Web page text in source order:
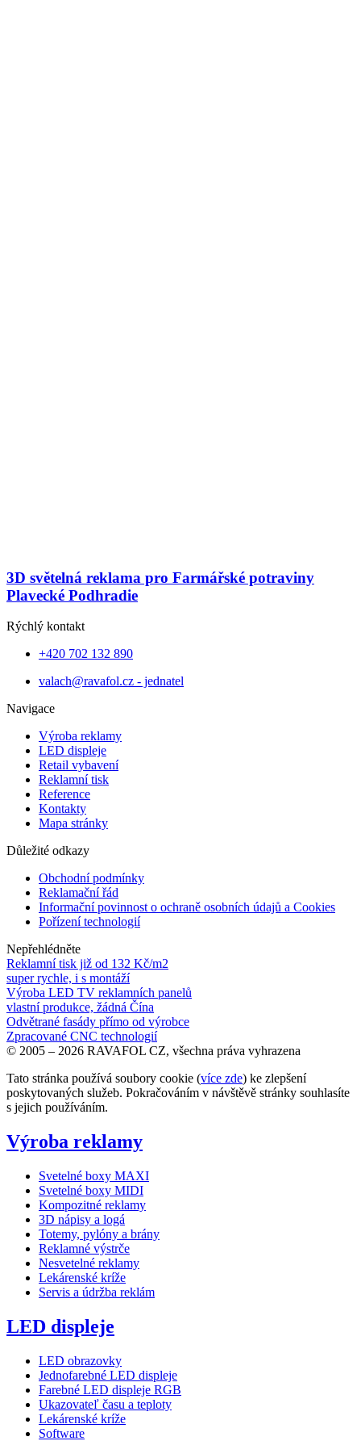
3D světelná reklama pro Farmářské potraviny
Plavecké Podhradie
Rýchlý kontakt
+420 702 132 890
valach@ravafol.cz - jednatel
Navigace
Výroba reklamy
LED displeje
Retail vybavení
Reklamní tisk
Reference
Kontakty
Mapa stránky
Důležité odkazy
Obchodní podmínky
Reklamační řád
Informační povinnost o ochraně osobních údajů a Cookies
Pořízení technologií
Nepřehlédněte
Reklamní tisk již od 132 Kč/m2
super rychle, i s montáží
Výroba LED TV reklamních panelů
vlastní produkce, žádná Čína
Odvětrané fasády přímo od výrobce
Zpracované CNC technologií
© 2005 – 2026 RAVAFOL CZ, všechna práva vyhrazena
Tato stránka používá soubory cookie (více zde) ke zlepšení
poskytovaných služeb. Pokračováním v návštěvě stránky souhlasíte
s jejich používáním.
Výroba reklamy
Svetelné boxy MAXI
Svetelné boxy MIDI
Kompozitné reklamy
3D nápisy a logá
Totemy, pylóny a brány
Reklamné výstrče
Nesvetelné reklamy
Lekárenské kríže
Servis a údržba reklám
LED displeje
LED obrazovky
Jednofarebné LED displeje
Farebné LED displeje RGB
Ukazovateľ času a teploty
Lekárenské kríže
Software